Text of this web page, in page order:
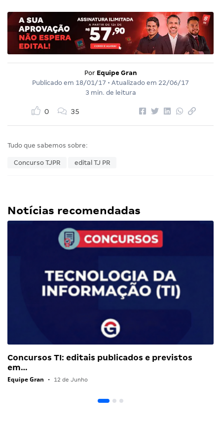
Por Equipe Gran
Publicado em 18/01/17 • Atualizado em 22/06/17
3 min. de leitura
0 35
Tudo que sabemos sobre:
Concurso TJPR edital TJ PR
Notícias recomendadas
Concursos TI: editais publicados e previstos
em…
Equipe Gran • 12 de Junho